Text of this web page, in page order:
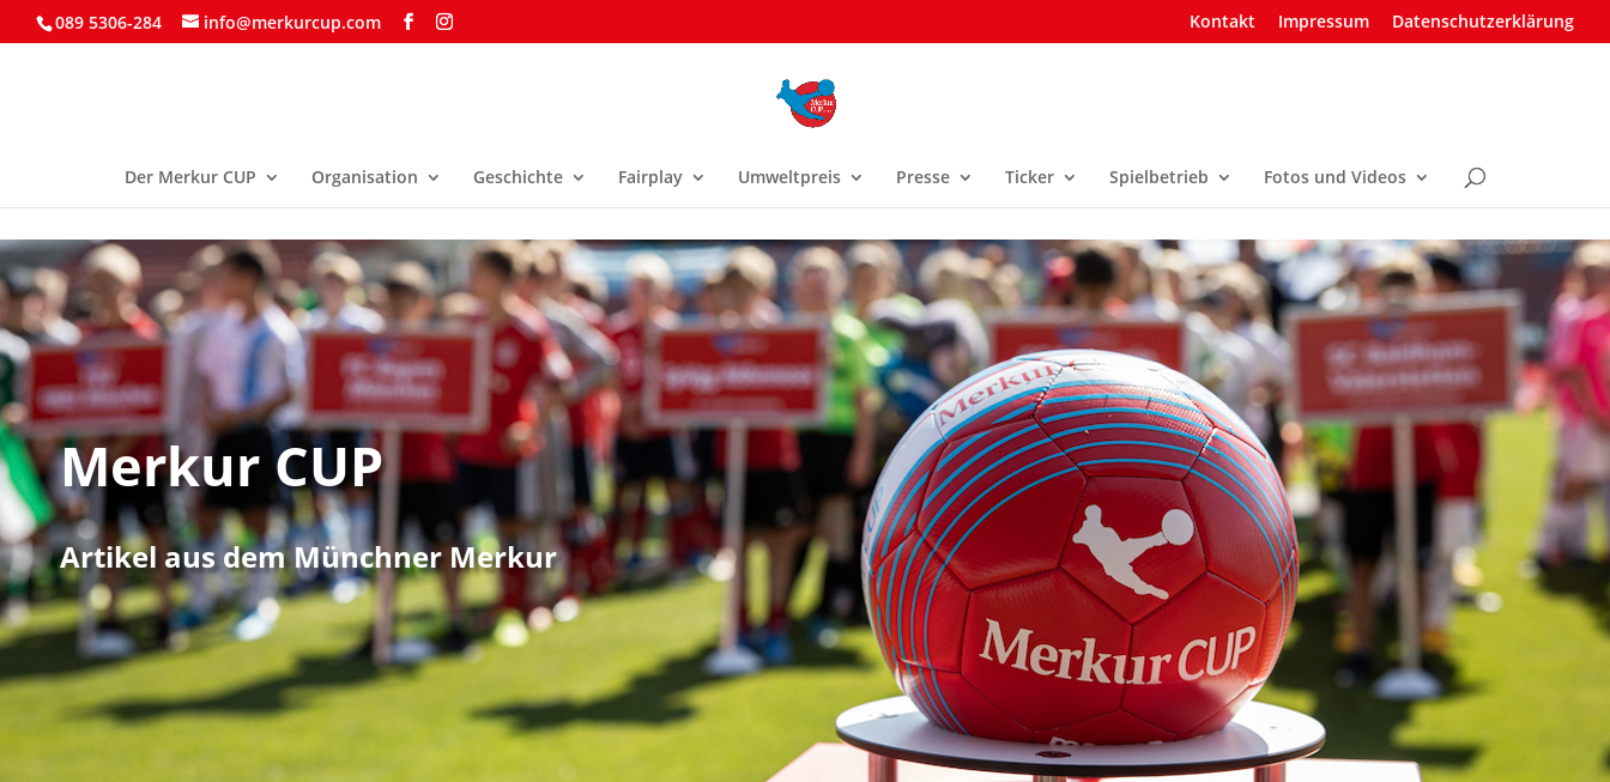
089 5306-284 info@merkurcup.com Kontakt Impressum Datenschutzerklärung
Der Merkur CUP Organisation Geschichte Fairplay Umweltpreis Presse Ticker Spielbetrieb Fotos und Videos
Merkur CUP
Artikel aus dem Münchner Merkur